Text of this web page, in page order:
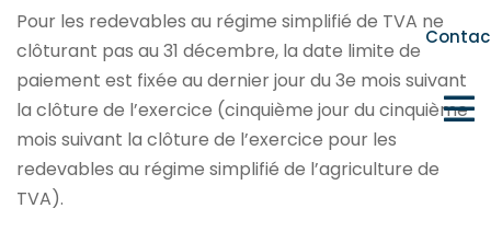
Pour les redevables au régime simplifié de TVA ne
clôturant pas au 31 décembre, la date limite de
paiement est fixée au dernier jour du 3e mois suivant
la clôture de l’exercice (cinquième jour du cinquième
mois suivant la clôture de l’exercice pour les
redevables au régime simplifié de l’agriculture de
TVA).